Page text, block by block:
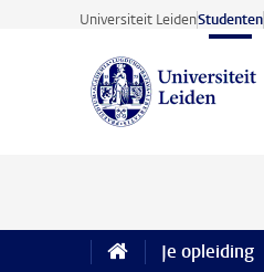
Ga direct naar de inhoud
Universiteit LeidenStudenten
Je opleiding